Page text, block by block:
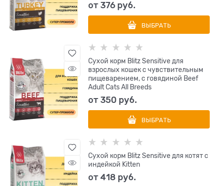
от376 руб.
ВЫБРАТЬ
Сухой корм Blitz Sensitive для
взрослых кошек с чувствительным
пищеварением, с говядиной Beef
Adult Cats All Breeds
от350 руб.
ВЫБРАТЬ
Сухой корм Blitz Sensitive для котят с
индейкой Kitten
от418 руб.